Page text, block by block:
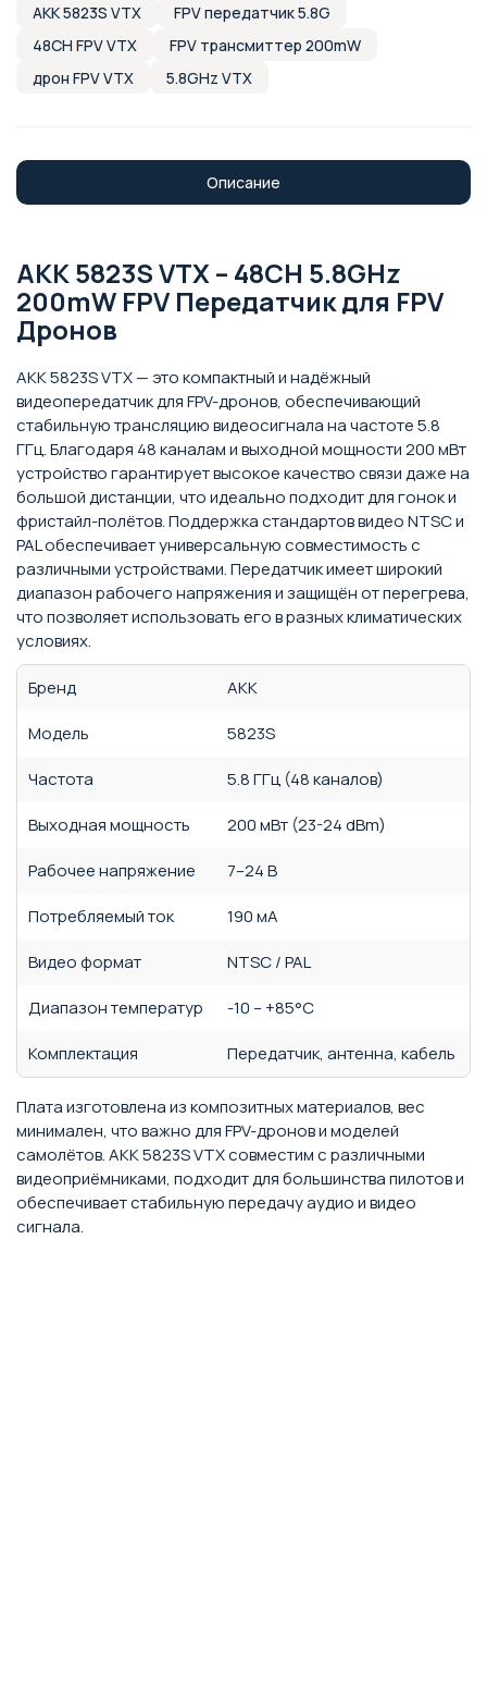
AKK 5823S VTX
FPV передатчик 5.8G
48CH FPV VTX
FPV трансмиттер 200mW
дрон FPV VTX
5.8GHz VTX
Описание
AKK 5823S VTX – 48CH 5.8GHz
200mW FPV Передатчик для FPV
Дронов
AKK 5823S VTX — это компактный и надёжный
видеопередатчик для FPV-дронов, обеспечивающий
стабильную трансляцию видеосигнала на частоте 5.8
ГГц. Благодаря 48 каналам и выходной мощности 200 мВт
устройство гарантирует высокое качество связи даже на
большой дистанции, что идеально подходит для гонок и
фристайл-полётов. Поддержка стандартов видео NTSC и
PAL обеспечивает универсальную совместимость с
различными устройствами. Передатчик имеет широкий
диапазон рабочего напряжения и защищён от перегрева,
что позволяет использовать его в разных климатических
условиях.
Бренд
AKK
Модель
5823S
Частота
5.8 ГГц (48 каналов)
Выходная мощность
200 мВт (23-24 dBm)
Рабочее напряжение
7–24 В
Потребляемый ток
190 мА
Видео формат
NTSC / PAL
Диапазон температур
-10 – +85°C
Комплектация
Передатчик, антенна, кабель
Плата изготовлена из композитных материалов, вес
минимален, что важно для FPV-дронов и моделей
самолётов. AKK 5823S VTX совместим с различными
видеоприёмниками, подходит для большинства пилотов и
обеспечивает стабильную передачу аудио и видео
сигнала.